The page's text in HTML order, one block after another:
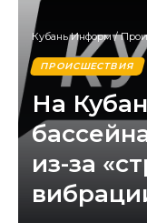
Кубань Информ/
ПРОИСШЕСТВИЯ
На
из-за